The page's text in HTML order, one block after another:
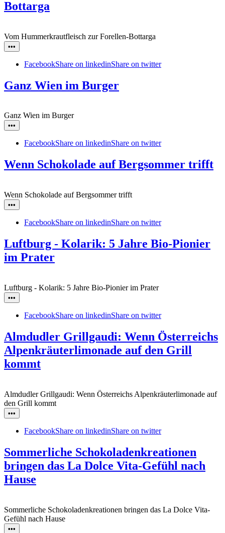
Bottarga
Vom Hummerkrautfleisch zur Forellen-Bottarga
•••
FacebookShare on linkedinShare on twitter
Ganz Wien im Burger
Ganz Wien im Burger
•••
FacebookShare on linkedinShare on twitter
Wenn Schokolade auf Bergsommer trifft
Wenn Schokolade auf Bergsommer trifft
•••
FacebookShare on linkedinShare on twitter
Luftburg - Kolarik: 5 Jahre Bio-Pionier
im Prater
Luftburg - Kolarik: 5 Jahre Bio-Pionier im Prater
•••
FacebookShare on linkedinShare on twitter
Almdudler Grillgaudi: Wenn Österreichs
Alpenkräuterlimonade auf den Grill
kommt
Almdudler Grillgaudi: Wenn Österreichs Alpenkräuterlimonade auf
den Grill kommt
•••
FacebookShare on linkedinShare on twitter
Sommerliche Schokoladenkreationen
bringen das La Dolce Vita-Gefühl nach
Hause
Sommerliche Schokoladenkreationen bringen das La Dolce Vita-
Gefühl nach Hause
•••